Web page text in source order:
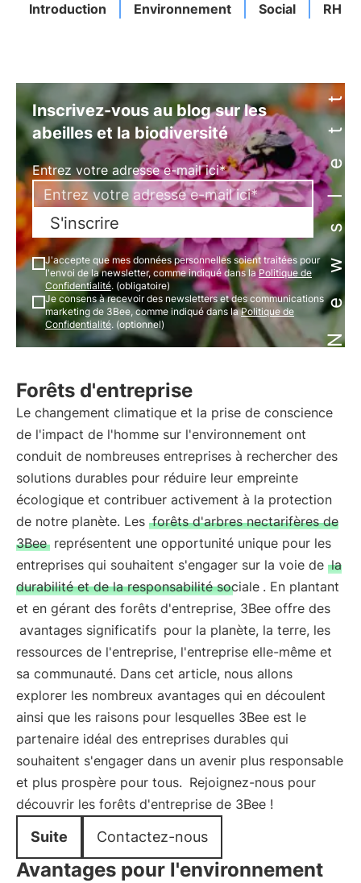
Introduction Environnement Social RH
Newsletter
Inscrivez-vous au blog sur les
abeilles et la biodiversité
Entrez votre adresse e-mail ici*
S'inscrire
J'accepte que mes données personnelles soient traitées pour
l'envoi de la newsletter, comme indiqué dans laPolitique de
Confidentialité. (obligatoire)
Je consens à recevoir des newsletters et des communications
marketing de 3Bee, comme indiqué dans laPolitique de
Confidentialité. (optionnel)
Forêts d'entreprise
Le changement climatique et la prise de conscience
de l'impact de l'homme sur l'environnement ont
conduit de nombreuses entreprises à rechercher des
solutions durables pour réduire leur empreinte
écologique et contribuer activement à la protection
de notre planète. Les forêts d'arbres nectarifères de
3Bee représentent une opportunité unique pour les
entreprises qui souhaitent s'engager sur la voie de la
durabilité et de la responsabilité sociale . En plantant
et en gérant des forêts d'entreprise, 3Bee offre des
avantages significatifs pour la planète, la terre, les
ressources de l'entreprise, l'entreprise elle-même et
sa communauté. Dans cet article, nous allons
explorer les nombreux avantages qui en découlent
ainsi que les raisons pour lesquelles 3Bee est le
partenaire idéal des entreprises durables qui
souhaitent s'engager dans un avenir plus responsable
et plus prospère pour tous. Rejoignez-nous pour
découvrir les forêts d'entreprise de 3Bee !
Suite Contactez-nous
Avantages pour l'environnement